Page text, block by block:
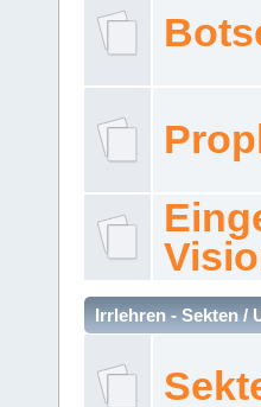
Irrlehren - Sekten /